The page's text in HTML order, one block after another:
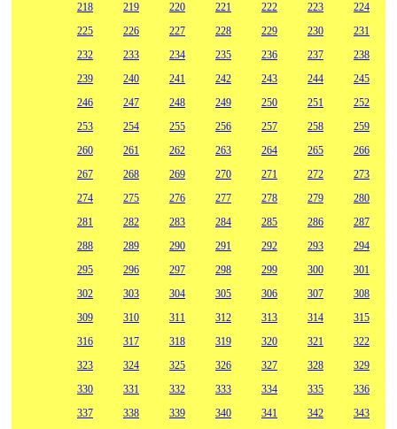
218
219 220 221 222 223
224
225
226 227 228 229 230
231
232
233 234 235 236 237
238
239
240 241 242 243 244
245
246
247 248 249 250 251
252
253
254 255 256 257 258
259
260
261 262 263 264 265
266
267
268 269 270 271 272
273
274
275 276 277 278 279
280
281
282 283 284 285 286
287
288
289 290 291 292 293
294
295
296 297 298 299 300
301
302
303 304 305 306 307
308
309
310 311 312 313 314
315
316
317 318 319 320 321
322
323
324 325 326 327 328
329
330
331 332 333 334 335
336
337
338 339 340 341 342
343